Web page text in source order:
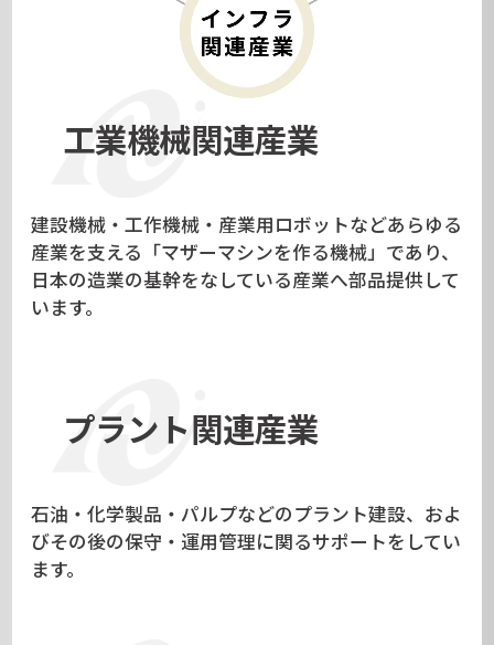
工業機械関連産業
建設機械・工作機械・産業用ロボットなどあらゆる
産業を支える「マザーマシンを作る機械」であり、
日本の造業の基幹をなしている産業へ部品提供して
います。
プラント関連産業
石油・化学製品・パルプなどのプラント建設、およ
びその後の保守・運用管理に関るサポートをしてい
ます。